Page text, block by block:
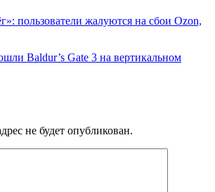
пользователи жалуются на сбои Ozon,
Baldur’s Gate 3 на вертикальном
не будет опубликован.